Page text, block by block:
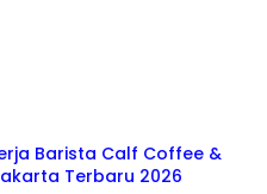
Barista Calf Coffee &
Terbaru 2026